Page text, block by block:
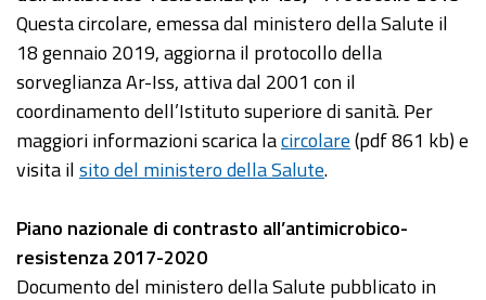
Questa circolare, emessa dal ministero della Salute il
18 gennaio 2019, aggiorna il protocollo della
sorveglianza Ar-Iss, attiva dal 2001 con il
coordinamento dell’Istituto superiore di sanità. Per
maggiori informazioni scarica lacircolare(pdf 861 kb) e
visita ilsito del ministero della Salute.
Piano nazionale di contrasto all’antimicrobico-
resistenza 2017-2020
Documento del ministero della Salute pubblicato in